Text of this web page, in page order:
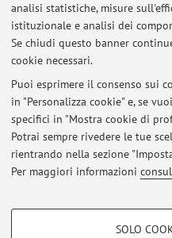
analisi statistiche, misure
istituzionale e analisi dei
Se chiudi questo banner
cookie necessari.
Puoi esprimere il consenso sui
in "Personalizza cookie" e, se
specifici in "Mostra cookie di
Potrai sempre rivedere le tue
rientrando nella sezione
Per maggiori informazioni
COOKIE DI PROFILAZIONE -
SOLO
Dipartimento di Filologia
Via Zamboni 32, Bologna -
Al momento non